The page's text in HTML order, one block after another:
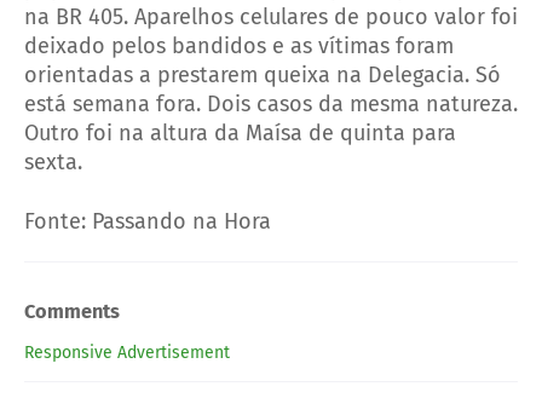
na BR 405. Aparelhos celulares de pouco valor foi
deixado pelos bandidos e as vítimas foram
orientadas a prestarem queixa na Delegacia. Só
está semana fora. Dois casos da mesma natureza.
Outro foi na altura da Maísa de quinta para
sexta.
Fonte: Passando na Hora
Comments
Responsive Advertisement